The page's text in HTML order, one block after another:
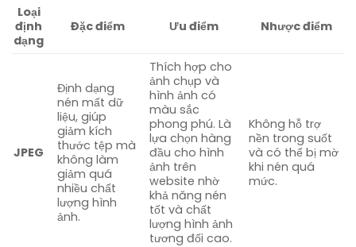
Loại
định
dạng
Đặc điểm Ưu điểm Nhược điểm
JPEG
Định dạng
nén mất dữ
liệu, giúp
giảm kích
thước tệp mà
không làm
giảm quá
nhiều chất
lượng hình
ảnh.
Thích hợp cho
ảnh chụp và
hình ảnh có
màu sắc
phong phú. Là
lựa chọn hàng
đầu cho hình
ảnh trên
website nhờ
khả năng nén
tốt và chất
lượng hình ảnh
tương đối cao.
Không hỗ trợ
nền trong suốt
và có thể bị mờ
khi nén quá
mức.